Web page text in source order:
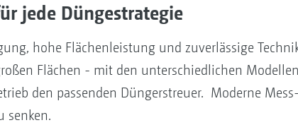
jede Düngestrategie
hohe Flächenleistung und zuverlässige
Flächen - mit den unterschiedlichen
den passenden Düngerstreuer. Moderne
senken.